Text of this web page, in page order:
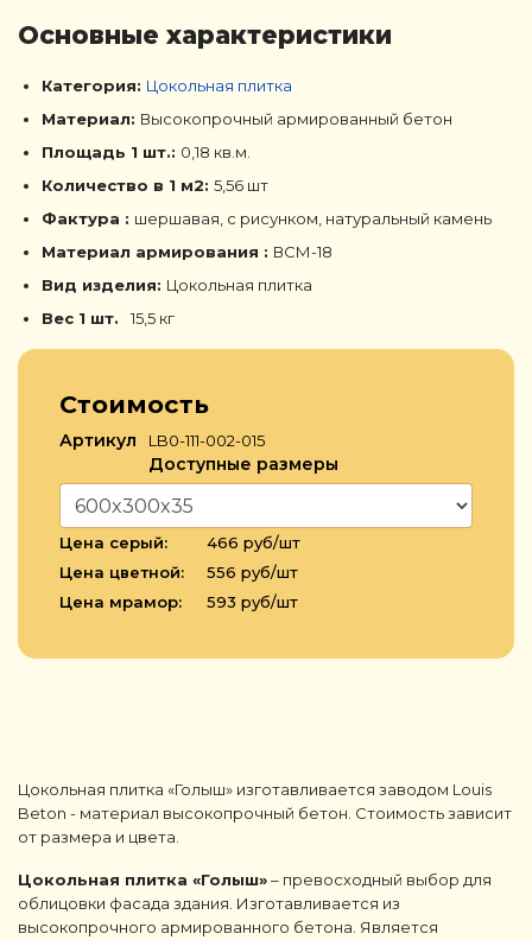
Основные характеристики
Категория: Цокольная плитка
Материал: Высокопрочный армированный бетон
Площадь 1 шт.: 0,18 кв.м.
Количество в 1 м2: 5,56 шт
Фактура : шершавая, с рисунком, натуральный камень
Материал армирования : ВСМ-18
Вид изделия: Цокольная плитка
Вес 1 шт.
15,5 кг
Стоимость
Артикул LB0-111-002-015
Доступные размеры
Цена серый:
466 руб/шт
Цена цветной:
556 руб/шт
Цена мрамор:
593 руб/шт
Цокольная плитка «Голыш» изготавливается заводом Louis
Beton - материал высокопрочный бетон. Стоимость зависит
от размера и цвета.
Цокольная плитка «Голыш»– превосходный выбор для
облицовки фасада здания. Изготавливается из
высокопрочного армированного бетона. Является